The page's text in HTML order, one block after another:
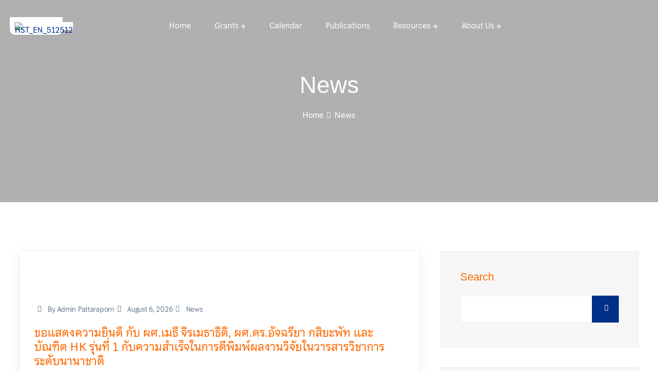
Home Grants Calendar Publications Resources About Us
News
Home News
By Admin Pattaraporn August 6, 2026 News
ขอแสดงความยินดี กับ ผศ.เมธี จิรเมธาธิติ, ผศ.ดร.อัจฉรียา กสิยะพัท และ
บัณฑิต HK รุ่นที่ 1 กับความสำเร็จในการตีพิมพ์ผลงานวิจัยในวารสารวิชาการ
ระดับนานาชาติ
Search